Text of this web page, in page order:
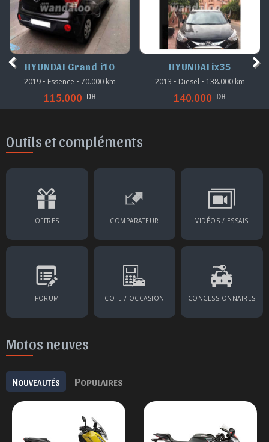
HYUNDAI Grand i10
2019 • Essence • 70.000 km
115.000 DH
HYUNDAI ix35
2013 • Diesel • 138.000 km
140.000 DH
Outils et compléments
OFFRES COMPARATEUR VIDÉOS / ESSAIS
FORUM COTE / OCCASION CONCESSIONNAIRES
Motos neuves
NOUVEAUTÉS POPULAIRES